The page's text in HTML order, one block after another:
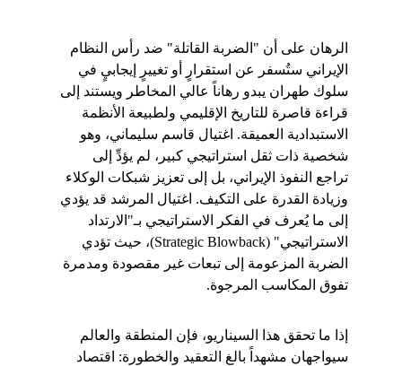
الرهان على أن "الضربة القاتلة" ضد رأس النظام
الإيراني ستُسفر عن استقرارٍ أو تغييرٍ إيجابيٍ في
سلوك طهران يبدو رهاناً عالي المخاطر ويستند إلى
قراءة قاصرة للتاريخ الإقليمي ولطبيعة الأنظمة
الاستبدادية العميقة. اغتيال قاسم سليماني، وهو
شخصية ذات ثقل استراتيجي كبير، لم يؤدِّ إلى
تراجع النفوذ الإيراني، بل إلى تعزيز شبكات الوكلاء
وزيادة القدرة على التكيف. اغتيال المرشد قد يؤدي
إلى ما يُعرف في الفكر الاستراتيجي بـ"الارتداد
الاستراتيجي" (Strategic Blowback)، حيث تؤدي
الضربة المزعومة إلى تبعات غير مقصودة ومدمرة
تفوق المكاسب المرجوة.
إذا ما تحقق هذا السيناريو، فإن المنطقة والعالم
سيواجهان مشهداً بالغ التعقيد والخطورة: اقتصاد